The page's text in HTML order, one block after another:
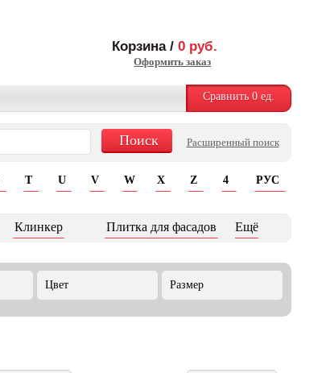
Корзина /0 руб.
Оформить заказ
Сравнить 0ед.
Расширенный поиск
T U V W X Z 4 РУС
Клинкер Плитка для фасадов Ещё
Цвет Размер